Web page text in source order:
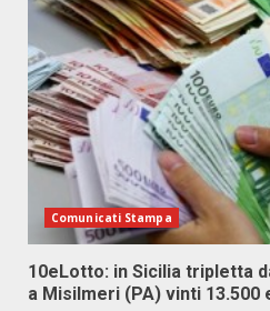
Comunicati Stampa
10eLotto: in Sicilia tripletta
a Misilmeri (PA) vinti 13.500